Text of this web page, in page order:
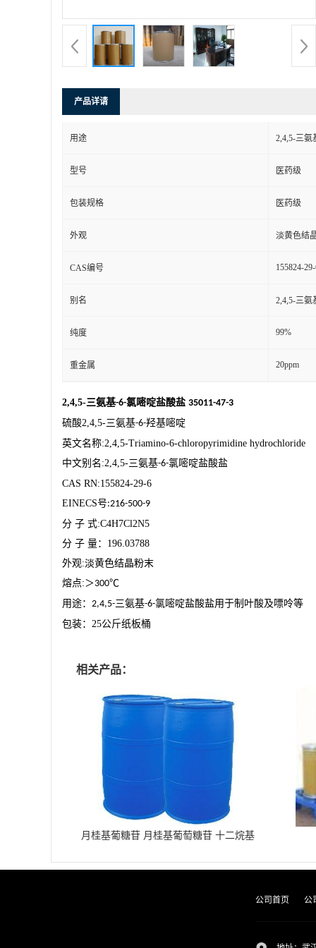
产品详请
用途 2,4,5-三
型号 医药级
包装规格 医药级
外观 淡黄色结
CAS编号 155824-
别名 2,4,5-三氨
纯度 99%
重金属 20ppm
2,4,5-三氨基-6-氯嘧啶盐酸盐 35011-47-3
硫酸2,4,5-三氨基-6-羟基嘧啶
英文名称:2,4,5-Triamino-6-chloropyrimidine hydrochloride
中文别名 :2,4,5-三氨基-6-氯嘧啶盐酸盐
CAS RN:155824-29-6
EINECS号:216-500-9
分 子 式:C4H7Cl2N5
分 子 量： 196.03788
外观:淡黄色结晶粉末
熔点:＞300℃
用途： 2,4,5-三氨基-6-氯嘧啶盐酸盐用于制叶酸及嘌呤等
包装： 25公斤纸板桶
相关产品：
月桂基葡糖苷 月桂基葡萄糖苷 十二烷基
公司首页 公